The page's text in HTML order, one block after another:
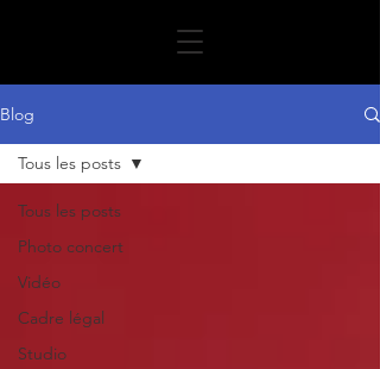
Blog
Tous les posts
Photo concert
Vidéo
Cadre légal
Studio
Tous les posts